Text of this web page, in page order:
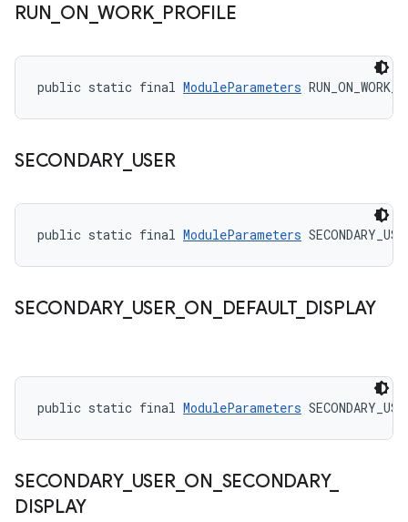
RUN ON _WORK_ PROFILE
public static final ModuleParameters
SECONDARY_ USER
public static final ModuleParameters
SECONDARY_ USER_ ON DEFAULT_ DISPLAY
public static final ModuleParameters
SECONDARY_ USER_ ON SECONDARY_
DISPLAY